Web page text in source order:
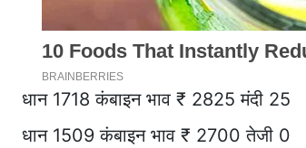
धान 1718 कंबाइन भाव ₹ 2825 मंदी 25
धान 1509 कंबाइन भाव ₹ 2700 तेजी 0